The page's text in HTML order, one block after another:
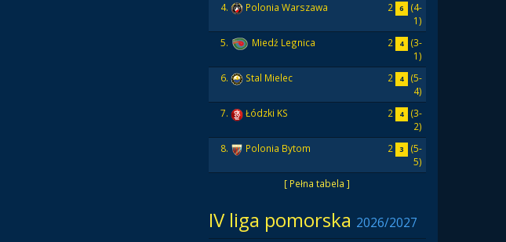
[ Pełna tabela ]
4.
Polonia Warszawa 2 6
(4-
1)
5.
Miedź Legnica 2 4
(3-
1)
6.
Stal Mielec 2 4
(5-
4)
7.
Łódzki KS 2 4
(3-
2)
8.
Polonia Bytom 2 3
(5-
5)
IV liga pomorska 2026/2027